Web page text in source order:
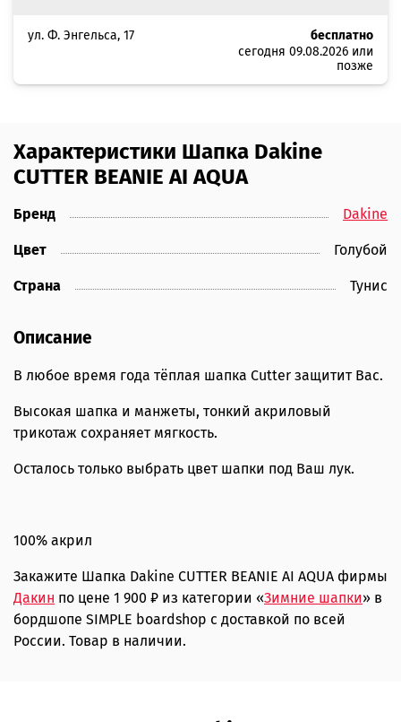
ул. Ф. Энгельса, 17
бесплатно
сегодня 09.08.2026 или
позже
Характеристики Шапка Dakine
CUTTER BEANIE AI AQUA
Бренд Dakine
Цвет Голубой
Страна Тунис
Описание
В любое время года тёплая шапка Cutter защитит Вас.
Высокая шапка и манжеты, тонкий акриловый
трикотаж сохраняет мягкость.
Осталось только выбрать цвет шапки под Ваш лук.
100% акрил
Закажите Шапка Dakine CUTTER BEANIE AI AQUA фирмы
Дакин по цене 1 900 ₽ из категории «Зимние шапки» в
бордшопе SIMPLE boardshop с доставкой по всей
России. Товар в наличии.